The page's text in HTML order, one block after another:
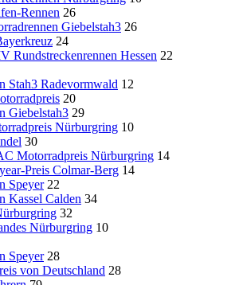
Rennen 26
Giebelstah3 26
24
Rundstreckenrennen Hessen 22
Stah3 Radevormwald 12
20
Giebelstah3 29
Nürburgring 10
30
Motorradpreis Nürburgring 14
Preis Colmar-Berg 14
Speyer 22
Kassel Calden 34
32
Nürburgring 10
Speyer 28
von Deutschland 28